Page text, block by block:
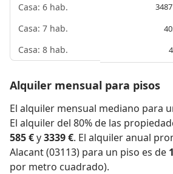
Casa: 6 hab.
Casa: 7 hab.
Casa: 8 hab.
3487
Alquiler mensual para pisos
El alquiler mensual mediano para
El alquiler del 80% de las
585 €y3339 €. El alquiler anual
Alacant (03113) para un piso es de
por metro cuadrado).